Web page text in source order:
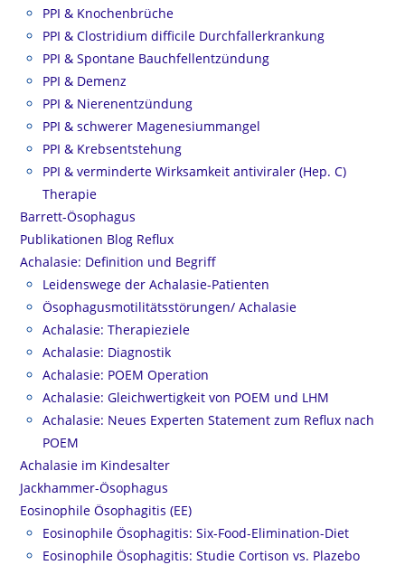
PPI & Knochenbrüche
PPI & Clostridium difficile Durchfallerkrankung
PPI & Spontane Bauchfellentzündung
PPI & Demenz
PPI & Nierenentzündung
PPI & schwerer Magenesiummangel
PPI & Krebsentstehung
PPI & verminderte Wirksamkeit antiviraler (Hep. C)
Therapie
Barrett-Ösophagus
Publikationen Blog Reflux
Achalasie: Definition und Begriff
Leidenswege der Achalasie-Patienten
Ösophagusmotilitätsstörungen/ Achalasie
Achalasie: Therapieziele
Achalasie: Diagnostik
Achalasie: POEM Operation
Achalasie: Gleichwertigkeit von POEM und LHM
Achalasie: Neues Experten Statement zum Reflux nach
POEM
Achalasie im Kindesalter
Jackhammer-Ösophagus
Eosinophile Ösophagitis (EE)
Eosinophile Ösophagitis: Six-Food-Elimination-Diet
Eosinophile Ösophagitis: Studie Cortison vs. Plazebo